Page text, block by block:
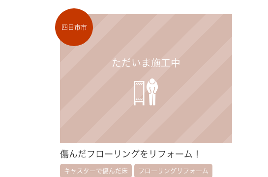
傷んだフローリングをリフォーム！
四日市市
キャスターで傷んだ床 フローリングリフォーム